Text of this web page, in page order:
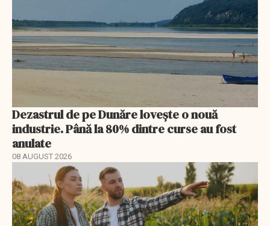
Dezastrul de pe Dunăre lovește o nouă
industrie. Până la 80% dintre curse au fost
anulate
08 AUGUST 2026